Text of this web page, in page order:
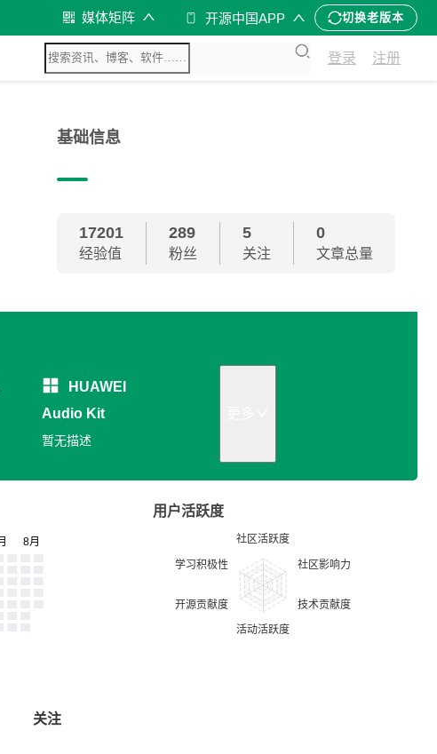
媒体矩阵 开源中国APP 切换老版本
登录 注册
基础信息
17201
经验值
289
粉丝
5
关注
0
文章总量
HUAWEI
Audio Kit
暂无描述
用户活跃度
关注